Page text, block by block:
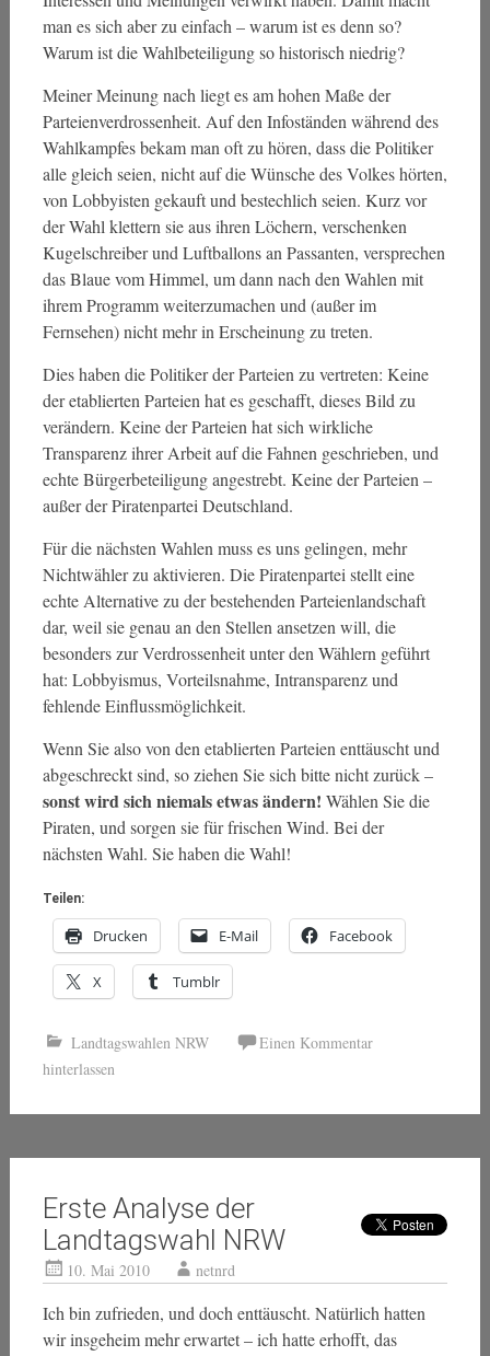
man es sich aber zu einfach – warum ist es denn so?
Warum ist die Wahlbeteiligung so historisch niedrig?
Meiner Meinung nach liegt es am hohen Maße der
Parteienverdrossenheit. Auf den Infoständen während des
Wahlkampfes bekam man oft zu hören, dass die Politiker
alle gleich seien, nicht auf die Wünsche des Volkes hörten,
von Lobbyisten gekauft und bestechlich seien. Kurz vor
der Wahl klettern sie aus ihren Löchern, verschenken
Kugelschreiber und Luftballons an Passanten, versprechen
das Blaue vom Himmel, um dann nach den Wahlen mit
ihrem Programm weiterzumachen und (außer im
Fernsehen) nicht mehr in Erscheinung zu treten.
Dies haben die Politiker der Parteien zu vertreten: Keine
der etablierten Parteien hat es geschafft, dieses Bild zu
verändern. Keine der Parteien hat sich wirkliche
Transparenz ihrer Arbeit auf die Fahnen geschrieben, und
echte Bürgerbeteiligung angestrebt. Keine der Parteien –
außer der Piratenpartei Deutschland.
Für die nächsten Wahlen muss es uns gelingen, mehr
Nichtwähler zu aktivieren. Die Piratenpartei stellt eine
echte Alternative zu der bestehenden Parteienlandschaft
dar, weil sie genau an den Stellen ansetzen will, die
besonders zur Verdrossenheit unter den Wählern geführt
hat: Lobbyismus, Vorteilsnahme, Intransparenz und
fehlende Einflussmöglichkeit.
Wenn Sie also von den etablierten Parteien enttäuscht und
abgeschreckt sind, so ziehen Sie sich bitte nicht zurück –
sonst wird sich niemals etwas ändern! Wählen Sie die
Piraten, und sorgen sie für frischen Wind. Bei der
nächsten Wahl. Sie haben die Wahl!
Teilen:
Drucken E-Mail Facebook
X Tumblr
Landtagswahlen NRW
Einen Kommentar
hinterlassen
Erste Analyse der
Landtagswahl NRW
10. Mai 2010 netnrd
Ich bin zufrieden, und doch enttäuscht. Natürlich hatten
wir insgeheim mehr erwartet – ich hatte erhofft, das